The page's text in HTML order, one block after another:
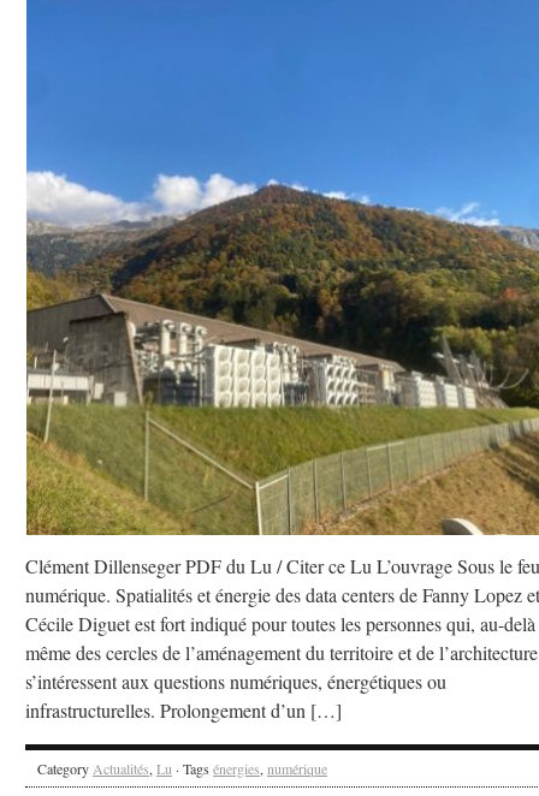
Clément Dillenseger PDF du Lu / Citer ce Lu L’ouvrage Sous le
numérique. Spatialités et énergie des data centers de Fanny Lopez et
Cécile Diguet est fort indiqué pour toutes les personnes qui, au-delà
même des cercles de l’aménagement du territoire et de
s’intéressent aux questions numériques, énergétiques ou
infrastructurelles. Prolongement d’un […]
Category Actualités, Lu · Tags énergies, numérique